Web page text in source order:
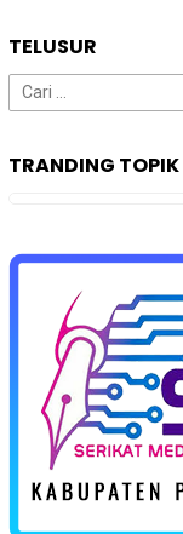
TELUSUR
Cari
untuk:
TRANDING TOPIK